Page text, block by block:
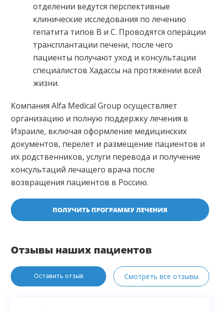
отделении ведутся перспективные
клинические исследования по лечению
гепатита типов B и C. Проводятся операции
трансплантации печени, после чего
пациенты получают уход и консультации
специалистов Хадассы на протяжении всей
жизни.
Компания Alfa Medical Group осуществляет
организацию и полную поддержку лечения в
Израиле, включая оформление медицинских
документов, перелет и размещение пациентов и
их родственников, услуги перевода и получение
консультаций лечащего врача после
возвращения пациентов в Россию.
ПОЛУЧИТЬ ПРОГРАММУ ЛЕЧЕНИЯ
Отзывы наших пациентов
Оставить отзыв Смотреть все отзывы